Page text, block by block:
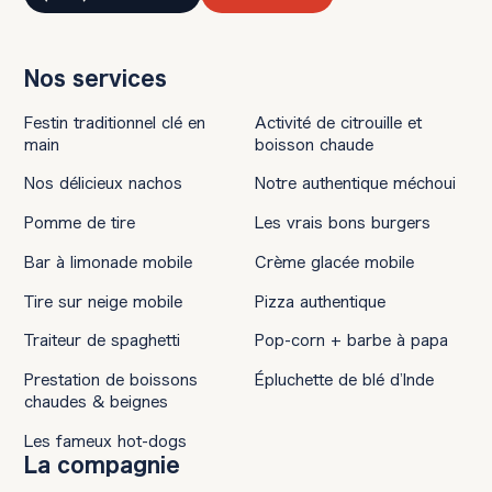
Nos services
Festin traditionnel clé en
main
Activité de citrouille et
boisson chaude
Nos délicieux nachos
Notre authentique méchoui
Pomme de tire
Les vrais bons burgers
Bar à limonade mobile
Crème glacée mobile
Tire sur neige mobile
Pizza authentique
Traiteur de spaghetti
Pop-corn + barbe à papa
Prestation de boissons
chaudes & beignes
Épluchette de blé d’Inde
Les fameux hot-dogs
La compagnie